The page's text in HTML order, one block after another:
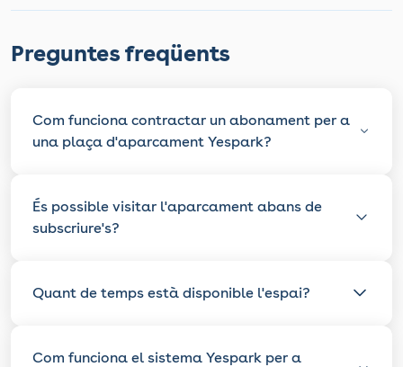
Preguntes freqüents
Com funciona contractar un abonament per a
una plaça d'aparcament Yespark?
És possible visitar l'aparcament abans de
subscriure's?
Quant de temps està disponible l'espai?
Com funciona el sistema Yespark per a